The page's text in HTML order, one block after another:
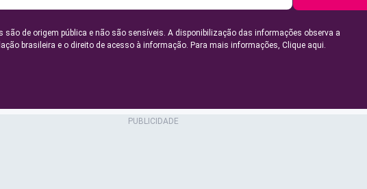
são de origem pública e não são sensíveis. A disponibilização das informações observa a
brasileira e o direito de acesso à informação. Para mais informações, Clique aqui.